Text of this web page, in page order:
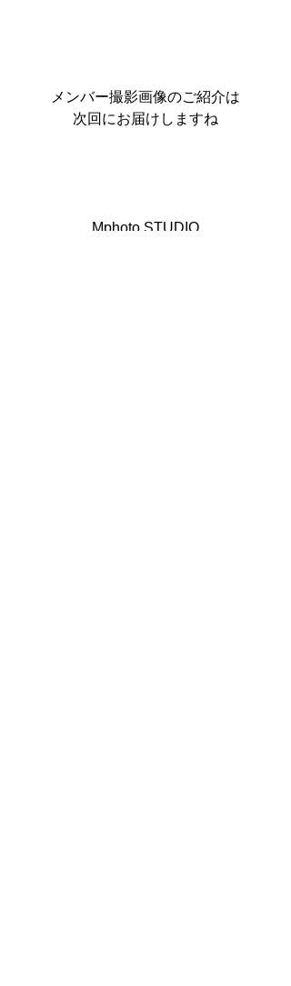
メンバー撮影画像のご紹介は
次回にお届けしますね
Mphoto STUDIO